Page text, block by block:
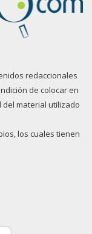
redaccionales
de colocar en
material utilizado
los cuales tienen